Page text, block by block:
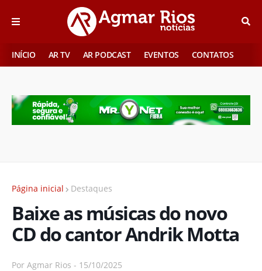
INÍCIO AR TV AR PODCAST EVENTOS CONTATOS
Página inicial Destaques
Baixe as músicas do novo
CD do cantor Andrik Motta
Por Agmar Rios - 15/10/2025